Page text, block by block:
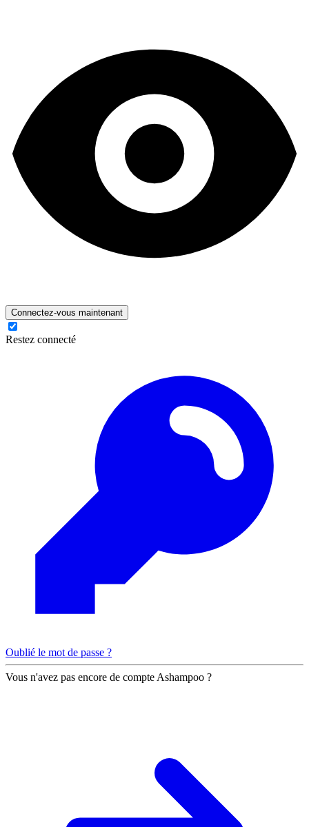
Connectez-vous maintenant
Restez connecté
Oublié le mot de passe ?
Vous n'avez pas encore de compte Ashampoo ?